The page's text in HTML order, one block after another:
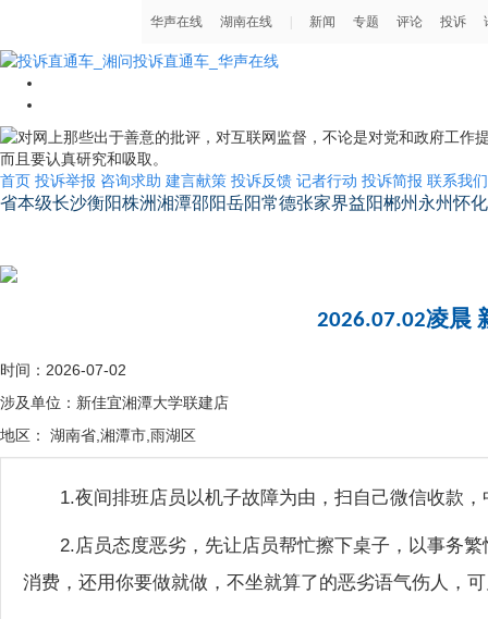
首页 投诉举报 咨询求助 建言献策 投诉反馈 记者行动 投诉简报 联系我们
省本级长沙衡阳株洲湘潭邵阳岳阳常德张家界益阳郴州 永州怀化
2026.07.02凌晨
时间：2026-07-02
涉及单位：新佳宜湘潭大学联建店
地区： 湖南省,湘潭市,雨湖区
1.夜间排班店员以机子故障为由，扫自己微信收款，
2.店员态度恶劣，先让店员帮忙擦下桌子，以事务
消费，还用你要做就做，不坐就算了的恶劣语气伤人，